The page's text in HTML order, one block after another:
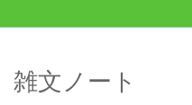
雑文ノート